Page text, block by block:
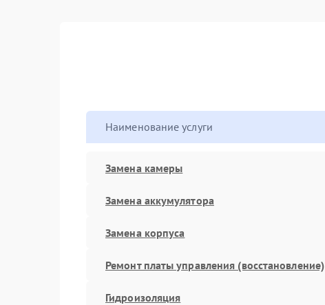
Наименование услуги
Замена камеры
Замена аккумулятора
Замена корпуса
Ремонт платы управления (восстановление)
Гидроизоляция